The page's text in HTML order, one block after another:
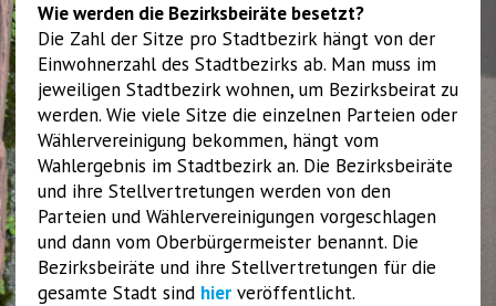
Wie werden die Bezirksbeiräte besetzt?
Die Zahl der Sitze pro Stadtbezirk hängt von der
Einwohnerzahl des Stadtbezirks ab. Man muss im
jeweiligen Stadtbezirk wohnen, um Bezirksbeirat zu
werden. Wie viele Sitze die einzelnen Parteien oder
Wählervereinigung bekommen, hängt vom
Wahlergebnis im Stadtbezirk an. Die Bezirksbeiräte
und ihre Stellvertretungen werden von den
Parteien und Wählervereinigungen vorgeschlagen
und dann vom Oberbürgermeister benannt. Die
Bezirksbeiräte und ihre Stellvertretungen für die
gesamte Stadt sind hierveröffentlicht.